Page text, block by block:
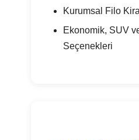
Kurumsal Filo
Ekonomik, SUV
Seçenekleri